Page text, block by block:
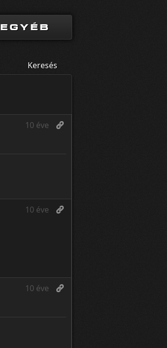
EGYÉB
Keresés
10 éve
10 éve
10 éve